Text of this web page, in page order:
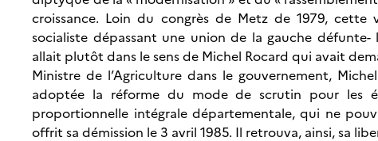
croissance. Loin du congrès de Metz de 1979,
socialiste dépassant une union de la gauche
allait plutôt dans le sens de Michel Rocard qui avait
Ministre de l’Agriculture dans le gouvernement,
adoptée la réforme du mode de scrutin pour les
proportionnelle intégrale départementale, qui ne
offrit sa démission le 3 avril 1985. Il retrouva, ainsi, sa